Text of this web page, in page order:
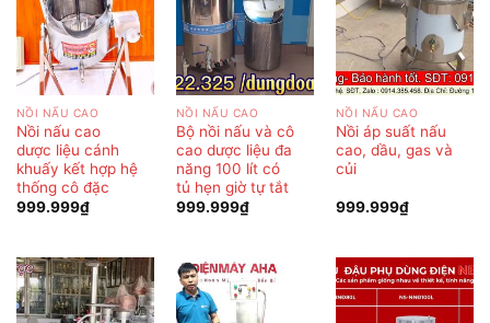
NỒI NẤU CAO
Nồi nấu cao
dược liệu cánh
khuấy kết hợp hệ
thống cô đặc
999.999₫
NỒI NẤU CAO
Bộ nồi nấu và cô
cao dược liệu đa
năng 100 lít có
tủ hẹn giờ tự tắt
999.999₫
NỒI NẤU CAO
Nồi áp suất nấu
cao, dầu, gas và
củi
999.999₫